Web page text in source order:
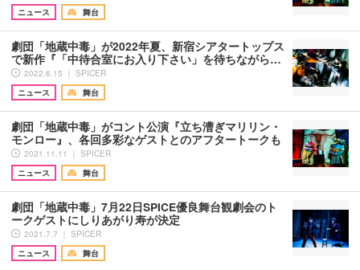
ニュース
舞台
劇団「地蔵中毒」が2022年夏、新宿シアタートップス
で新作『「中待合室にお入り下さい」を待ちながら…
2022.6.15 ｜ SPICER
ニュース
舞台
劇団「地蔵中毒」がコント公演『立ち漕ぎマリリン・
モンロー』、各回多彩なゲストとのアフタートークも
2021.11.11 ｜ SPICER
ニュース
舞台
劇団「地蔵中毒」7月22日SPICE優良舞台観劇会のト
ークゲストにしりあがり寿が決定
2021.7.7 ｜ SPICER
ニュース
舞台